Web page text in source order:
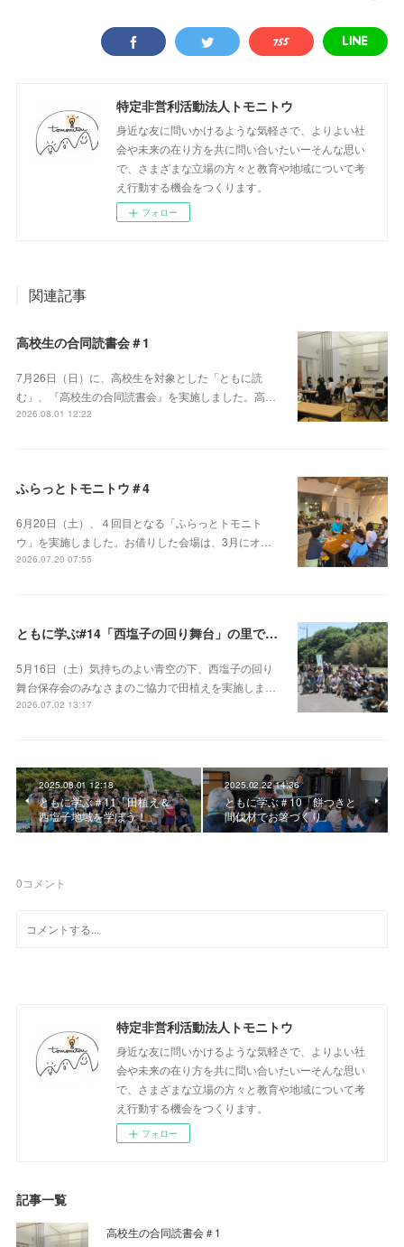
特定非営利活動法人トモニトウ
身近な友に問いかけるような気軽さで、よりよい社
会や未来の在り方を共に問い合いたいーそんな思い
で、さまざまな立場の方々と教育や地域について考
え行動する機会をつくります。
フォロー
関連記事
高校生の合同読書会＃1
7月26日（日）に、高校生を対象とした「ともに読
む」、『高校生の合同読書会』を実施しました。高…
2026.08.01 12:22
ふらっとトモニトウ＃4
6月20日（土）、４回目となる「ふらっとトモニト
ウ」を実施しました。お借りした会場は、3月にオ…
2026.07.20 07:55
ともに学ぶ#14「西塩子の回り舞台」の里で田植えと地域の文化を楽しむ
5月16日（土）気持ちのよい青空の下、西塩子の回り
舞台保存会のみなさまのご協力で田植えを実施しま…
2026.07.02 13:17
2025.08.01 12:18
ともに学ぶ＃11「田植え＆
西塩子地域を学ぼう！」
2025.02.22 14:36
ともに学ぶ＃10「餅つきと
間伐材でお箸づくり」
0コメント
特定非営利活動法人トモニトウ
身近な友に問いかけるような気軽さで、よりよい社
会や未来の在り方を共に問い合いたいーそんな思い
で、さまざまな立場の方々と教育や地域について考
え行動する機会をつくります。
フォロー
記事一覧
高校生の合同読書会＃1